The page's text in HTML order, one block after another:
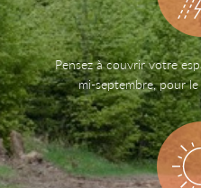
Accueil
Energie
et conseils
Pensez à couvrir votre
mi-septembre, pour